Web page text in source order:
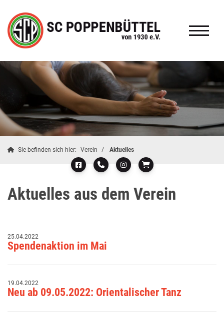
Sie befinden sich hier: Verein Aktuelles
Aktuelles aus dem Verein
25.04.2022
Spendenaktion im Mai
19.04.2022
Neu ab 09.05.2022: Orientalischer Tanz